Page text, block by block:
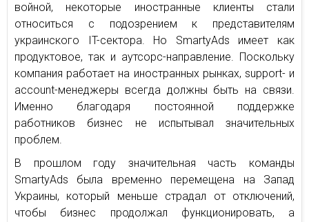
войной, некоторые иностранные клиенты стали
относиться с подозрением к представителям
украинского IT-сектора. Но SmartyAds имеет как
продуктовое, так и аутсорс-направление. Поскольку
компания работает на иностранных рынках, support- и
account-менеджеры всегда должны быть на связи.
Именно благодаря постоянной поддержке
работников бизнес не испытывал значительных
проблем.
В прошлом году значительная часть команды
SmartyAds была временно перемещена на Запад
Украины, который меньше страдал от отключений,
чтобы бизнес продолжал функционировать, а